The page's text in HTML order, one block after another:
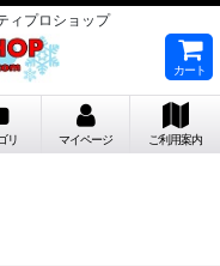
ィプロショップ
カート
リ マイページ ご利用案内